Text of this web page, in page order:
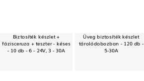
Biztosíték készlet +
fázisceruza + teszter - késes
- 10 db - 6 - 24V, 3 - 30A
Üveg biztosíték készlet
tárolódobozban - 120 db -
5-30A